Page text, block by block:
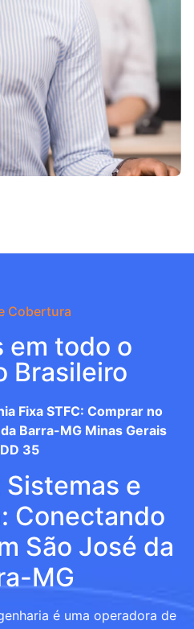
Cobertura
em todo o
Brasileiro
Fixa STFC: Comprar no
Barra-MG Minas Gerais
35
e
Conectando
São José da
MG
é uma operadora de